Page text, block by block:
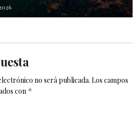
no será publicada. Los campos
con *